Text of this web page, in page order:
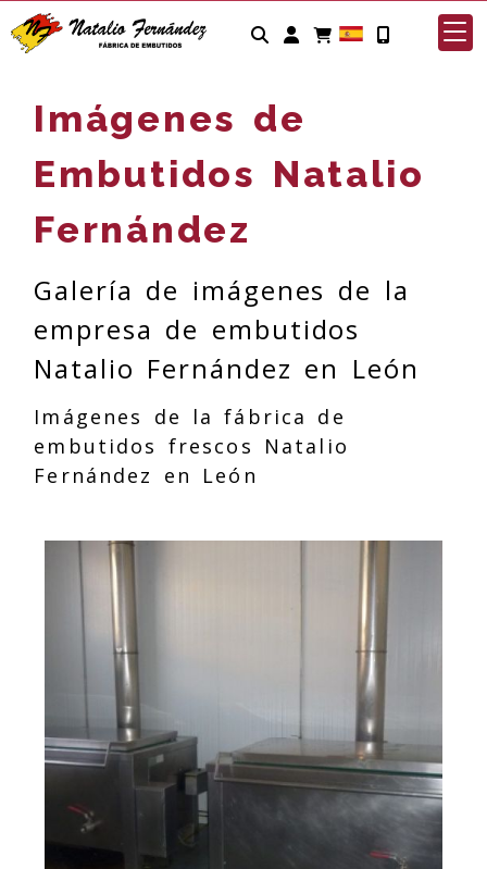
Identifícate
Imágenes de
Embutidos Natalio
Fernández
Galería de imágenes de la
empresa de embutidos
Natalio Fernández en León
Imágenes de la fábrica de
embutidos frescos Natalio
Fernández en León